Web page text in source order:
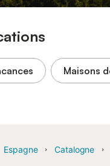
Maisons
Espagne Catalogne